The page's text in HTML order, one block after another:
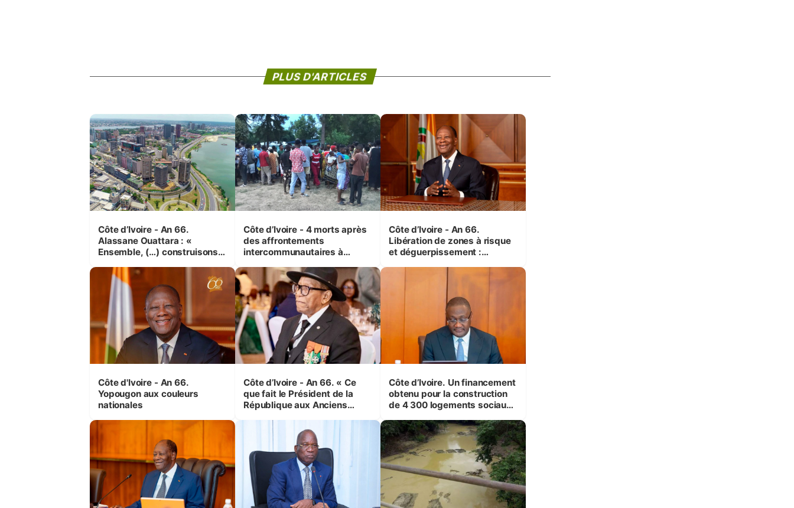
PLUS D'ARTICLES
Côte d’Ivoire - An 66.
Alassane Ouattara : «
Ensemble, (…) construisons
mêmes et pour les
générations futures »
Côte d’Ivoire - 4 morts après
des affrontements
intercommunautaires à
correspondant au milieu des
sinistrés
Côte d’Ivoire - An 66.
Libération de zones à risque
et déguerpissement :
respect de l'Etat de droit pour
préserver les vies humaines
Côte d'Ivoire - An 66.
Yopougon aux couleurs
nationales
Côte d’Ivoire - An 66. « Ce
que fait le Président de la
République aux Anciens
(Cne Yassoungo Koné ®)
Côte d’Ivoire. Un financement
obtenu pour la construction
de 4 300 logements sociaux
Bouaké et Yamoussoukro